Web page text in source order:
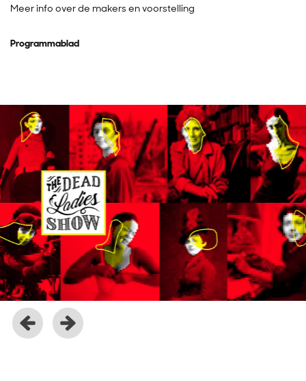
Meer info over de makers en voorstelling
Programmablad
Overslaan